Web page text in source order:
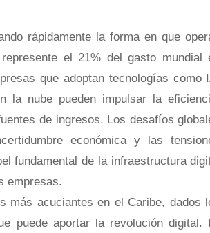
rápidamente la forma en que
el 21% del gasto mundial
que adoptan tecnologías como
la nube pueden impulsar la
de ingresos. Los desafíos
económica y las
fundamental de la infraestructura
empresas.
más acuciantes en el Caribe, dados
puede aportar la revolución digital.